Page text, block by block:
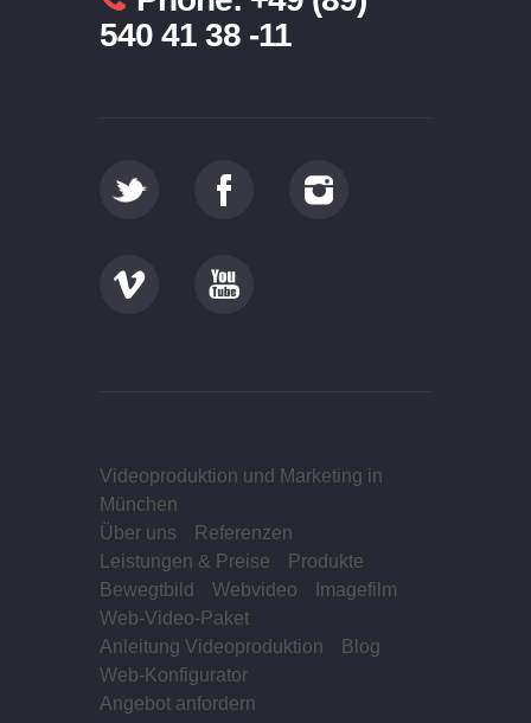
540 41 38 -11
Videoproduktion und Marketing in
München
Über uns
Referenzen
Leistungen & Preise
Produkte
Bewegtbild
Webvideo
Imagefilm
Web-Video-Paket
Anleitung Videoproduktion
Blog
Web-Konfigurator
Angebot anfordern